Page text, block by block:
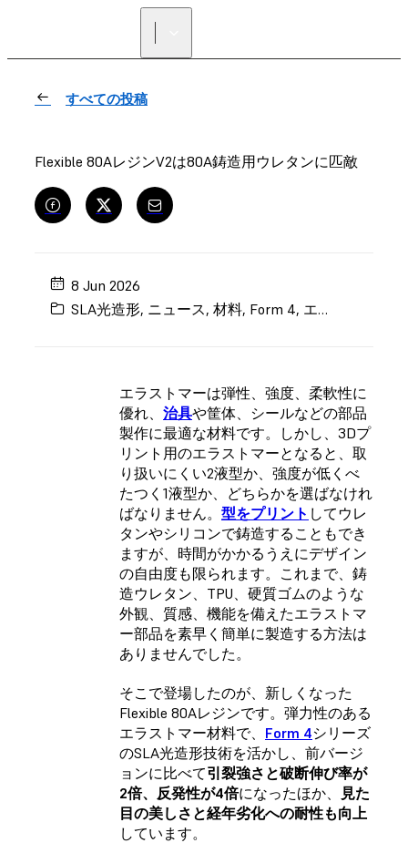
すべての投稿
Flexible 80AレジンV2は80A鋳造用ウレタンに匹敵
8 Jun 2026
SLA光造形, ニュース,材料, Form 4, エンジニアリング
エラストマーは弾性、強度、柔軟性に
優れ、 治具や筐体、シールなどの部品
製作に最適な材料です。しかし、3Dプ
リント用のエラストマーとなると、取
り扱いにくい2液型か、強度が低くべ
たつく1液型か、どちらかを選ばなけれ
ばなりません。 型をプリント してウレ
タンやシリコンで鋳造することもでき
ますが、時間がかかるうえにデザイン
の自由度も限られます。これまで、鋳
造ウレタン、TPU、硬質ゴムのような
外観、質感、機能を備えたエラストマ
ー部品を素早く簡単に製造する方法は
ありませんでした。
そこで登場したのが、新しくなった
Flexible 80Aレジンです。弾力性のある
エラストマー材料で、 Form 4シリーズ
のSLA光造形技術を活かし、前バージ
ョンに比べて引裂強さと破断伸び率が
2倍、反発性が4倍になったほか、
見た
目の美しさと経年劣化への耐性も向上
しています。